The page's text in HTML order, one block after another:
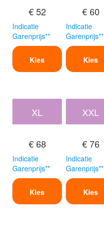
€ 52
Indicatie
Garenprijs**
Kies
€ 60
Indicatie
Garenprijs**
Kies
XL
€ 68
Indicatie
Garenprijs**
Kies
XXL
€ 76
Indicatie
Garenprijs**
Kies